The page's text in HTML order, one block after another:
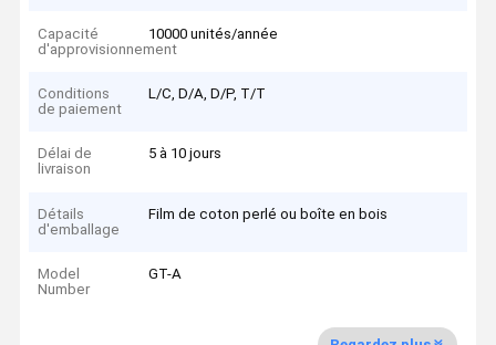
Capacité
d'approvisionnement
10000 unités/année
Conditions
de paiement
L/C, D/A, D/P, T/T
Délai de
livraison
5 à 10 jours
Détails
d'emballage
Film de coton perlé ou boîte en bois
Model
Number
GT-A